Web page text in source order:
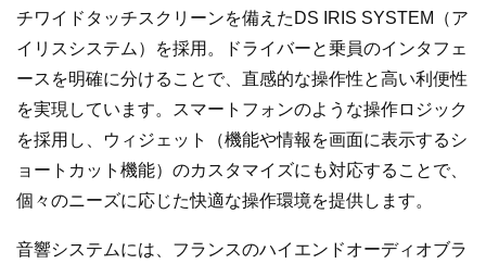
チワイドタッチスクリーンを備えたDS IRIS SYSTEM（ア
イリスシステム）を採用。ドライバーと乗員のインタフェ
ースを明確に分けることで、直感的な操作性と高い利便性
を実現しています。スマートフォンのような操作ロジック
を採用し、ウィジェット（機能や情報を画面に表示するシ
ョートカット機能）のカスタマイズにも対応することで、
個々のニーズに応じた快適な操作環境を提供します。
音響システムには、フランスのハイエンドオーディオブラ